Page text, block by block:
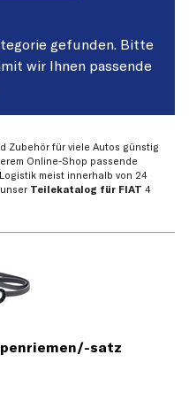
gefunden. Bitte
wir Ihnen passende
Zubehör für viele Autos günstig
Online-Shop passende
meist innerhalb von 24
Teilekatalog für FIAT 4
satz